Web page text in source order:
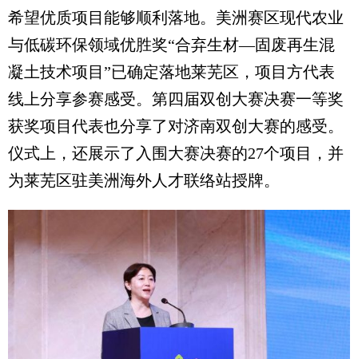
希望优质项目能够顺利落地。美洲赛区现代农业
与低碳环保领域优胜奖“合弃生材—固废再生混
凝土技术项目”已确定落地莱芜区，项目方代表
线上分享参赛感受。第四届双创大赛决赛一等奖
获奖项目代表也分享了对济南双创大赛的感受。
仪式上，还展示了入围大赛决赛的27个项目，并
为莱芜区驻美洲海外人才联络站授牌。